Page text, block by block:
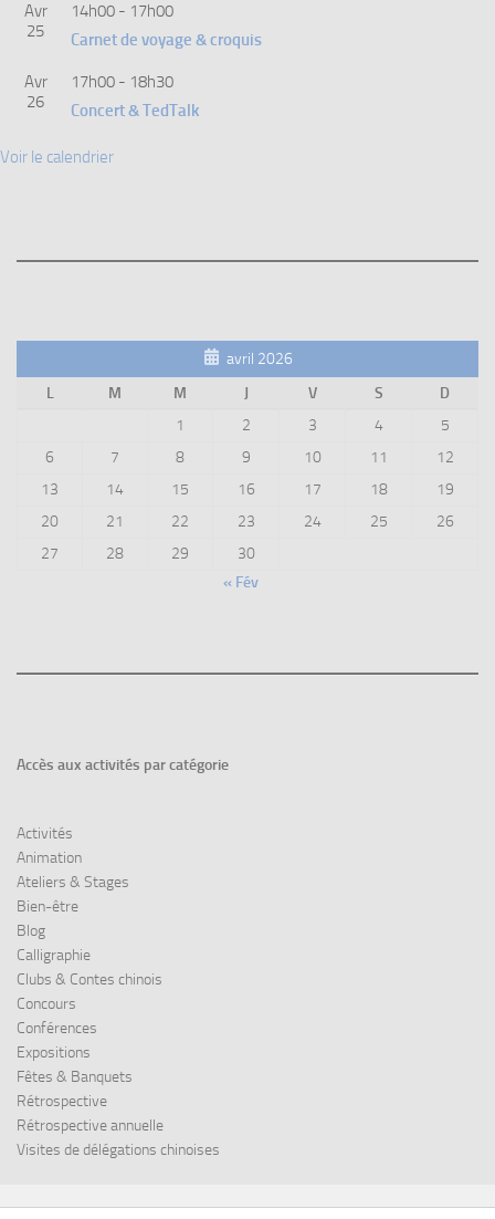
Avr
25
14h00 - 17h00
Carnet de voyage & croquis
Avr
26
17h00 - 18h30
Concert & TedTalk
Voir le calendrier
avril 2026
L
M M J V S
D
1
2 3 4
5
6
7 8 9 10 11
12
13
14 15 16 17 18
19
20
21 22 23 24 25
26
27
28 29
30
« Fév
Accès aux activités par catégorie
Activités
Animation
Ateliers & Stages
Bien-être
Blog
Calligraphie
Clubs & Contes chinois
Concours
Conférences
Expositions
Fêtes & Banquets
Rétrospective
Rétrospective annuelle
Visites de délégations chinoises